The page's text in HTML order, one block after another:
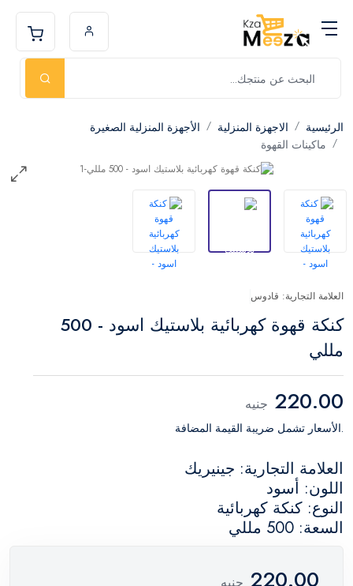
الرئيسية الاجهزة المنزلية
الأجهزة المنزلية الصغيرة
ماكينات القهوة
العلامة التجارية: قادوس
كنكة قهوة كهربائية بلاستيك اسود - 500
مللي
220.00 جنيه
.الأسعار تشمل ضريبة القيمة المضافة
العلامة التجارية: جينيريك
اللون: أسود
النوع: كنكة كهربائية
السعة: 500 مللي
220.00 جنيه